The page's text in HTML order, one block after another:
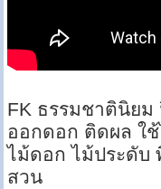
FK ธรรมชาตินิยม
ออกดอก ติดผล ใ
ไม้ดอก ไม้ประดับ
สวน